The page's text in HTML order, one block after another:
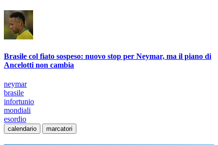
Brasile col fiato sospeso: nuovo stop per Neymar, ma il piano di
Ancelotti non cambia
neymar
brasile
infortunio
mondiali
esordio
calendario marcatori